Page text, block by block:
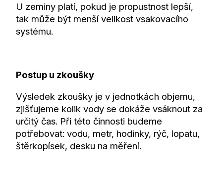
U zeminy platí, pokud je propustnost lepší,
tak může být menší velikost vsakovacího
systému.
Postup u zkoušky
Výsledek zkoušky je v jednotkách objemu,
zjišťujeme kolik vody se dokáže vsáknout za
určitý čas. Při této činnosti budeme
potřebovat: vodu, metr, hodinky, rýč, lopatu,
štěrkopísek, desku na měření.